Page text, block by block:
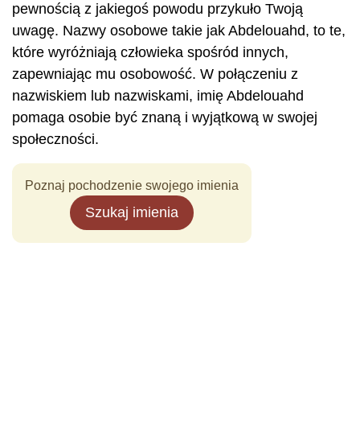
pewnością z jakiegoś powodu przykuło Twoją
uwagę. Nazwy osobowe takie jak Abdelouahd, to te,
które wyróżniają człowieka spośród innych,
zapewniając mu osobowość. W połączeniu z
nazwiskiem lub nazwiskami, imię Abdelouahd
pomaga osobie być znaną i wyjątkową w swojej
społeczności.
Poznaj pochodzenie swojego imienia
Szukaj imienia